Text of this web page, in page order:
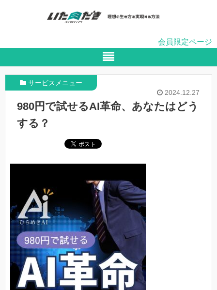
会員限定ページ
2024.12.27
サービスメニュー
980円で試せるAI革命、あなたはどう
する？